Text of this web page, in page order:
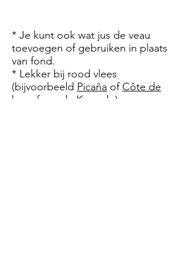
* Je kunt ook wat jus de veau
toevoegen of gebruiken in plaats
van fond.
* Lekker bij rood vlees
(bijvoorbeeld Picaña of Côte de
boeuf van de Kamado ).